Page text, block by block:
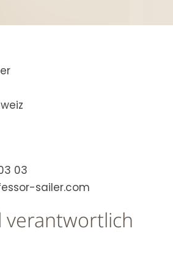
03
sailer.com
verantwortlich